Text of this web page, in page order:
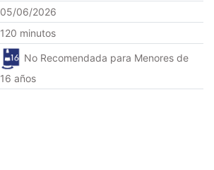
05/06/2026
120 minutos
No Recomendada para Menores de
16 años